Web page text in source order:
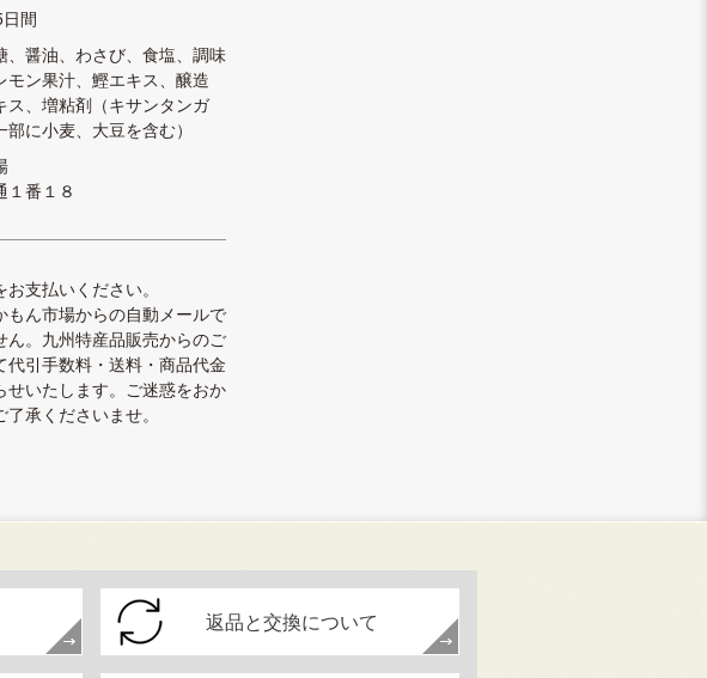
間
、醤油、わさび、食塩、調味
モン果汁、鰹エキス、醸造
ス、増粘剤（キサンタンガ
に小麦、大豆を含む）
１番１８
支払いください。
もん市場からの自動メールで
ん。九州特産品販売からのご
代引手数料・送料・商品代金
せいたします。ご迷惑をおか
承くださいませ。
返品と交換について